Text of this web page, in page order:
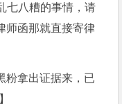
七八糟的事情，请
师函那就直接寄律